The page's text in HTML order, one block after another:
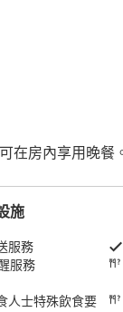
在房內享用晚餐
施
服務
服務
人士特殊飲食要